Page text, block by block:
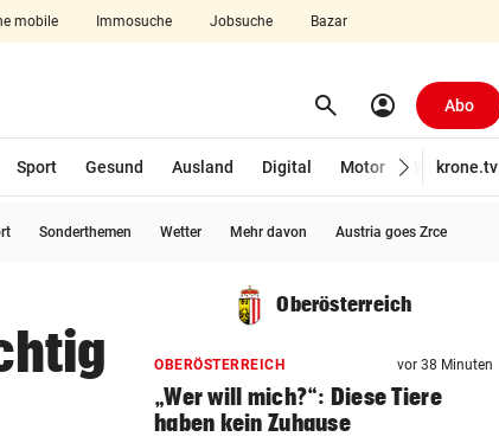
mobile Immosuche Jobsuche Bazar
search Suchen
account_circle Abo
Sport Gesund Ausland Digital Motor Wirtschaft
krone.tv
Sonderthemen Wetter Mehr davon Austria goes Zrce
Oberösterreich
OBERÖSTERREICH vor 38 Minuten
„Wer will mich?“: Diese Tiere
haben kein Zuhause